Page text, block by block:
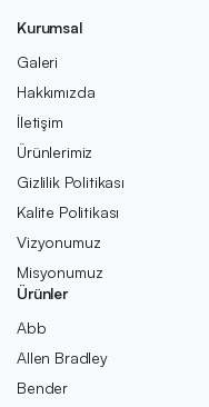
Kurumsal
Galeri
Hakkımızda
İletişim
Ürünlerimiz
Gizlilik Politikası
Kalite Politikası
Vizyonumuz
Misyonumuz
Ürünler
Abb
Allen Bradley
Bender